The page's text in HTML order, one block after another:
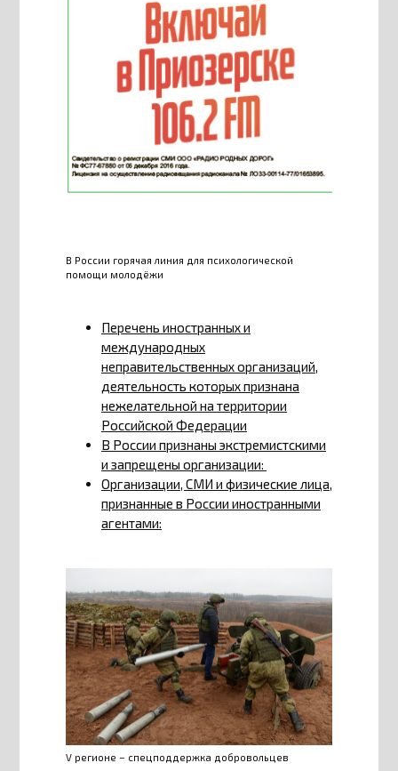
В России горячая линия для психологической
помощи молодёжи
Перечень иностранных и
международных
неправительственных организаций,
деятельность которых признана
нежелательной на территории
Российской Федерации
В России признаны экстремистскими
и запрещены организации:
Организации, СМИ и физические лица,
признанные в России иностранными
агентами:
V регионе – спецподдержка добровольцев